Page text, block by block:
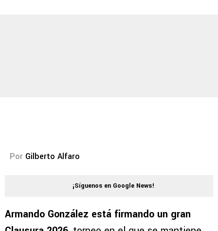
Por Gilberto Alfaro
¡Síguenos en Google News!
Armando González está firmando un gran